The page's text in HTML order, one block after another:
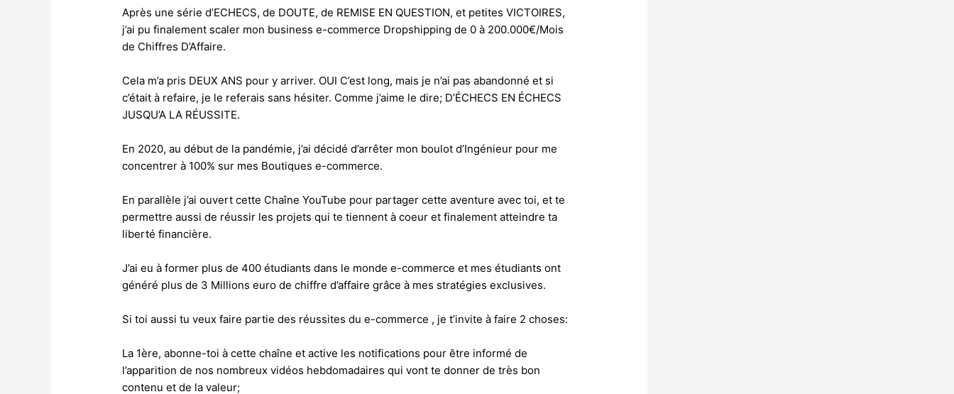
Après une série d’ECHECS, de DOUTE, de REMISE EN QUESTION, et petites VICTOIRES,
j’ai pu finalement scaler mon business e-commerce Dropshipping de 0 à 200.000€/Mois
de Chiffres D’Affaire.
Cela m’a pris DEUX ANS pour y arriver. OUI C’est long, mais je n’ai pas abandonné et si
c’était à refaire, je le referais sans hésiter. Comme j’aime le dire; D’ÉCHECS EN ÉCHECS
JUSQU’A LA RÉUSSITE.
En 2020, au début de la pandémie, j’ai décidé d’arrêter mon boulot d’Ingénieur pour me
concentrer à 100% sur mes Boutiques e-commerce.
En parallèle j’ai ouvert cette Chaîne YouTube pour partager cette aventure avec toi, et te
permettre aussi de réussir les projets qui te tiennent à coeur et finalement atteindre ta
liberté financière.
J’ai eu à former plus de 400 étudiants dans le monde e-commerce et mes étudiants ont
généré plus de 3 Millions euro de chiffre d’affaire grâce à mes stratégies exclusives.
Si toi aussi tu veux faire partie des réussites du e-commerce , je t’invite à faire 2 choses:
La 1ère, abonne-toi à cette chaîne et active les notifications pour être informé de
l’apparition de nos nombreux vidéos hebdomadaires qui vont te donner de très bon
contenu et de la valeur;